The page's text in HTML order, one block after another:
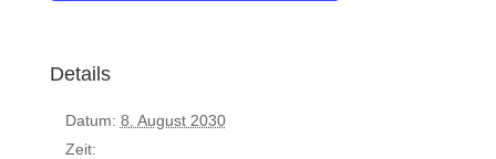
Details
Datum: 8. August 2030
Zeit: